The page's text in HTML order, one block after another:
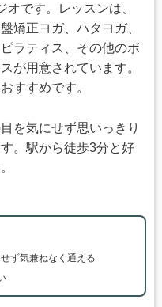
です。レッスンは、
矯正ヨガ、ハタヨガ、
ラティス、その他のボ
が用意されています。
すすめです。
を気にせず思いっきり
。駅から徒歩3分と好
ず気兼ねなく通える